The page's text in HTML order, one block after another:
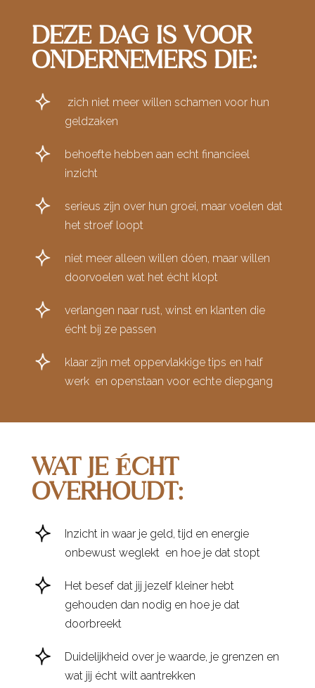
DEZE DAG IS VOOR
ONDERNEMERS DIE:
zich niet meer willen schamen voor hun
geldzaken
behoefte hebben aan echt financieel
inzicht
serieus zijn over hun groei, maar voelen dat
het stroef loopt
niet meer alleen willen dóen, maar willen
doorvoelen wat het écht klopt
verlangen naar rust, winst en klanten die
écht bij ze passen
klaar zijn met oppervlakkige tips en half
werk en openstaan voor echte diepgang
WAT JE ÉCHT
OVERHOUDT:
Inzicht in waar je geld, tijd en energie
onbewust weglekt en hoe je dat stopt
Het besef dat jij jezelf kleiner hebt
gehouden dan nodig en hoe je dat
doorbreekt
Duidelijkheid over je waarde, je grenzen en
wat jij écht wilt aantrekken